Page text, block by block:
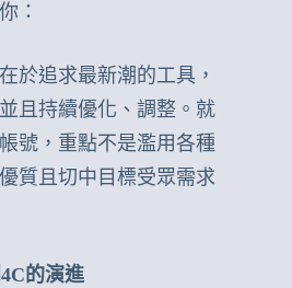
：
於追求最新潮的工具，
且持續優化、調整。就
號，重點不是濫用各種
質且切中目標受眾需求
的演進